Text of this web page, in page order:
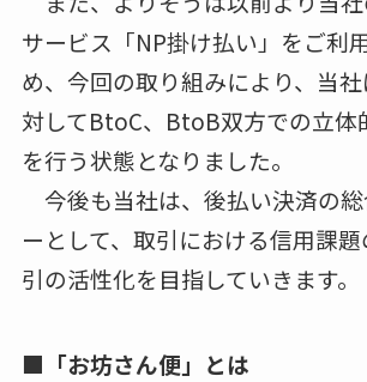
サービス「NP掛け払い」をご利
め、今回の取り組みにより、当
対してBtoC、BtoB双方での立体
を行う状態となりました。
今後も当社は、後払い決済の
ーとして、取引における信用課
引の活性化を目指していきます。
■「お坊さん便」とは